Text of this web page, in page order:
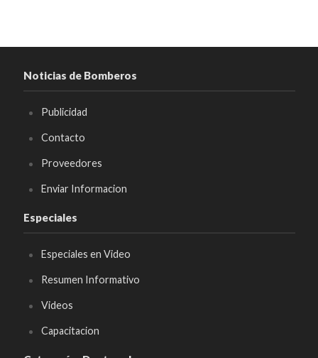
Noticias de Bomberos
Publicidad
Contacto
Proveedores
Enviar Informacion
Especiales
Especiales en Video
Resumen Informativo
Videos
Capacitacion